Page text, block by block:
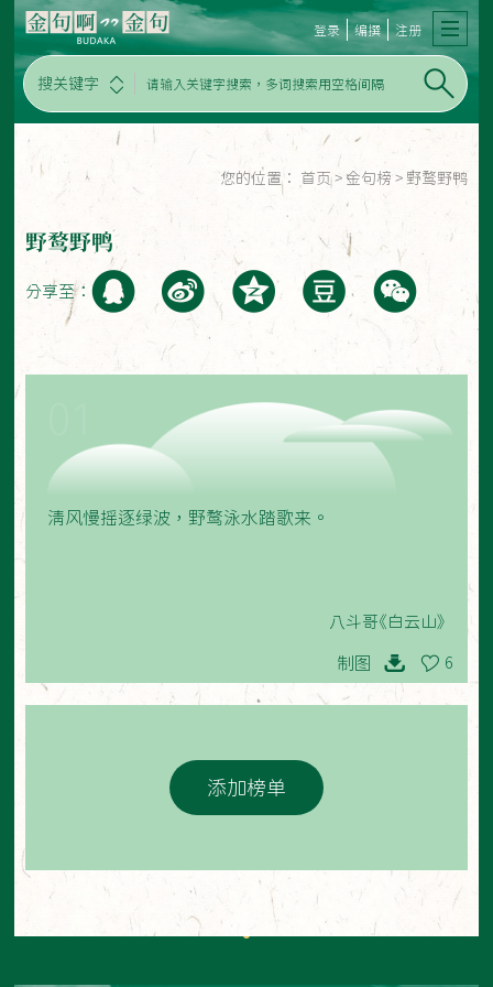
搜关键字
登录 编撰 注册
您的位置： 首页 > 金句榜 > 野鹜野鸭
野鹜野鸭
分享至：
​清风慢摇逐绿波，野鹜泳水踏歌来。
八斗哥《白云山》
制图 6
添加榜单